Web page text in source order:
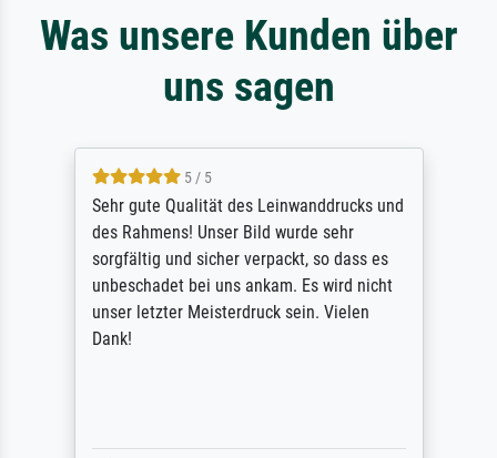
Was unsere Kunden über
uns sagen
5 / 5
Sehr gute Qualität des Leinwanddrucks und
des Rahmens! Unser Bild wurde sehr
sorgfältig und sicher verpackt, so dass es
unbeschadet bei uns ankam. Es wird nicht
unser letzter Meisterdruck sein. Vielen
Dank!